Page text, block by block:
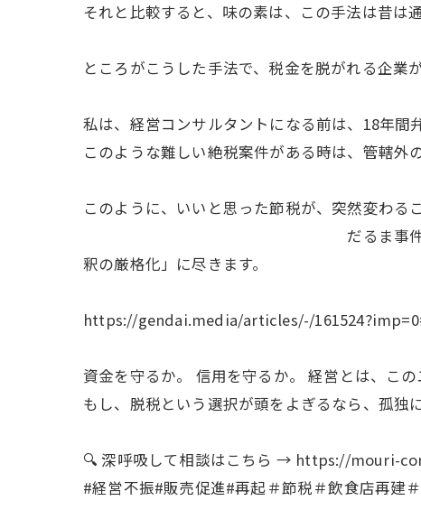
それと比較すると、味の素は、この手法は昔は
ところがこうした手法で、税金を脱がれる企業
私は、経営コンサルタントになる前は、18年間
このような難しい絶税案件がある時は、管轄外
このように、いいと思った節税が、突然変わる
だるま事件は「市
釈の厳格化」に尽きます。
https://gendai.media/articles/-/
資金を守るか。 信用を守るか。 経営とは、この
もし、脱税という選択が頭をよぎるなら、孤独
🔍 深呼吸して相談はこちら → https://mouri-
#経営不振#販売促進#再起＃節税＃飲食店再建